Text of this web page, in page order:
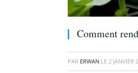
Comment
PAR ERWAN LE 2 JANVIER